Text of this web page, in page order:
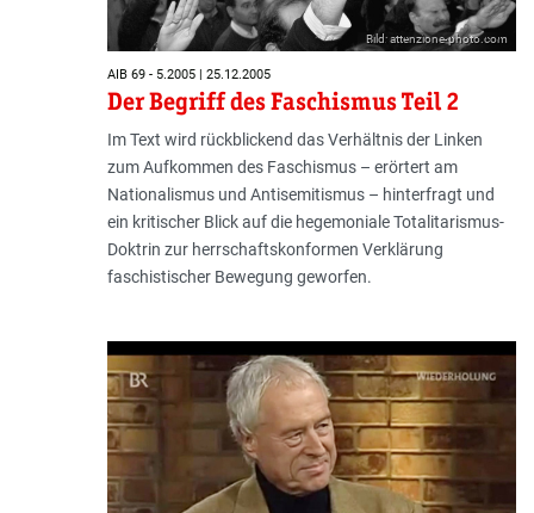
Bild: attenzione-photo.com
AIB 69 - 5.2005 | 25.12.2005
Der Begriff des Faschismus Teil 2
Im Text wird rückblickend das Verhältnis der Linken
zum Aufkommen des Faschismus – erörtert am
Nationalismus und Antisemitismus – hinterfragt und
ein kritischer Blick auf die hegemoniale Totalitarismus-
Doktrin zur herrschaftskonformen Verklärung
faschistischer Bewegung geworfen.